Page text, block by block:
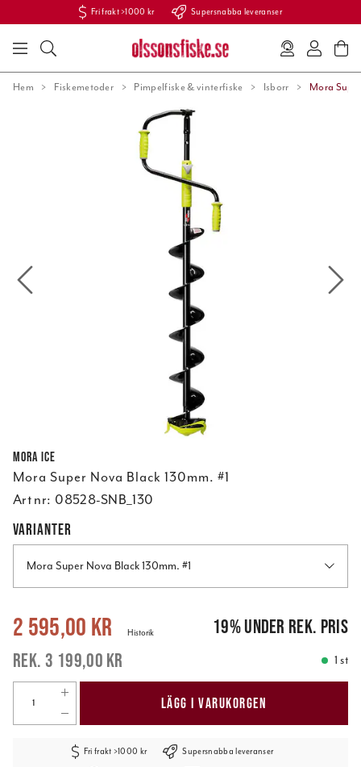
Fri frakt >1000 kr Supersnabba leveranser
Hem Fiskemetoder Pimpelfiske & vinterfiske Isborr Mora
Mora ICE
Mora Super Nova Black 130mm. #1
Art nr: 08528-SNB_130
VARIANTER
Mora Super Nova Black 130mm. #1
Nuvarande pris: 2 595,00 kr 3 199,00 kr
2 595,00 kr
3 199,00 kr
Historik 19%under rek. pris
1 st
LÄGG I VARUKORGEN
Fri frakt >1000 kr Supersnabba leveranser